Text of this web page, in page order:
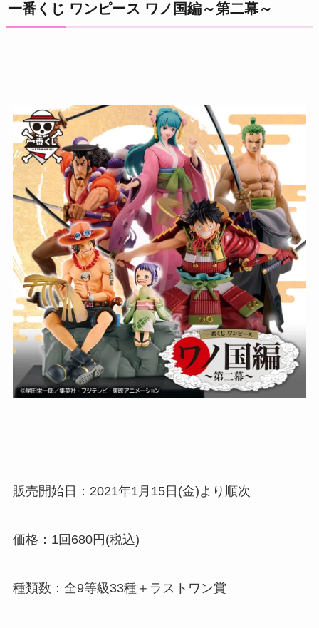
一番くじ ワンピース ワノ国編～第二幕～
販売開始日：2021年1月15日(金)より順次
価格：1回680円(税込)
種類数：全9等級33種＋ラストワン賞